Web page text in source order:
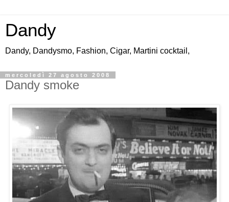
Dandy
Dandy, Dandysmo, Fashion, Cigar, Martini cocktail,
mercoledì 27 agosto 2008
Dandy smoke